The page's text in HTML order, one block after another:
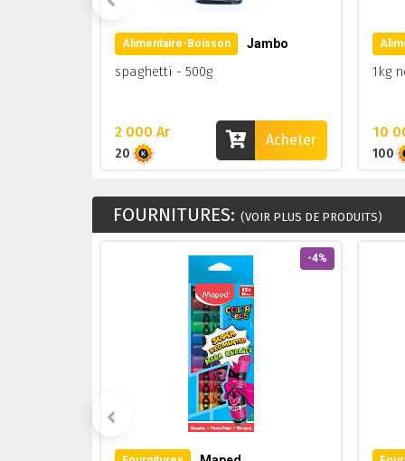
Alimentaire-Boisson Jambo
spaghetti - 500g
20
2 000 Ar Acheter
1kg
100
10
FOURNITURES: (VOIR PLUS DE PRODUITS)
-4%